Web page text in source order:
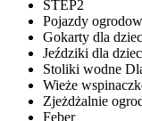
STEP2
Pojazdy
Gokarty dla
Jeździki dla
Stoliki wodne
Wieże
Zjeżdżalnie
Feber